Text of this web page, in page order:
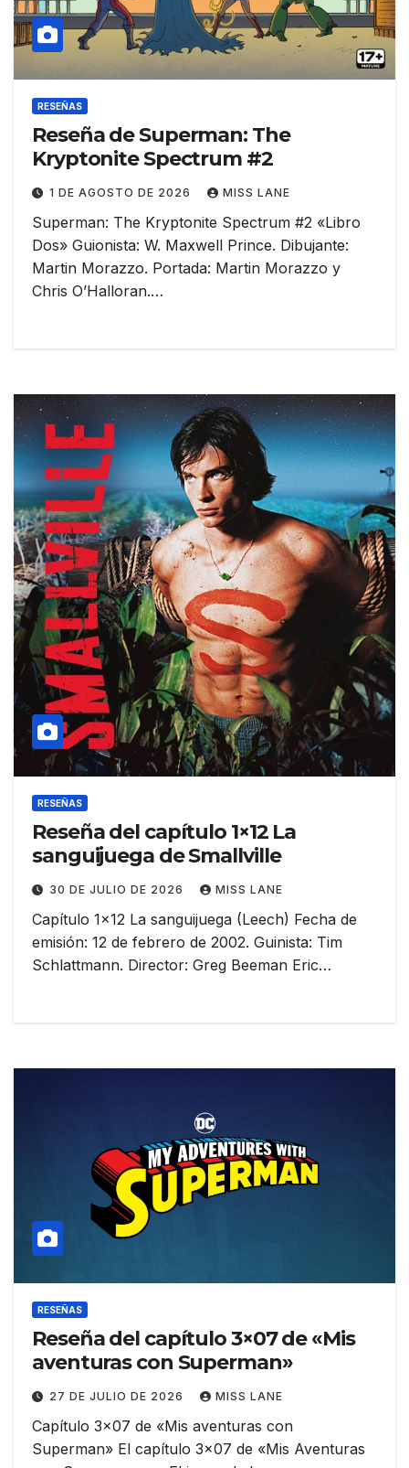
RESEÑAS
Reseña de Superman: The
Kryptonite Spectrum #2
1 DE AGOSTO DE 2026 MISS LANE
Superman: The Kryptonite Spectrum #2 «Libro
Dos» Guionista: W. Maxwell Prince. Dibujante:
Martin Morazzo. Portada: Martin Morazzo y
Chris O’Halloran.…
RESEÑAS
Reseña del capítulo 1×12 La
sanguijuega de Smallville
30 DE JULIO DE 2026 MISS LANE
Capítulo 1×12 La sanguijuega (Leech) Fecha de
emisión: 12 de febrero de 2002. Guinista: Tim
Schlattmann. Director: Greg Beeman Eric…
RESEÑAS
Reseña del capítulo 3×07 de «Mis
aventuras con Superman»
27 DE JULIO DE 2026 MISS LANE
Capítulo 3×07 de «Mis aventuras con
Superman» El capítulo 3×07 de «Mis Aventuras